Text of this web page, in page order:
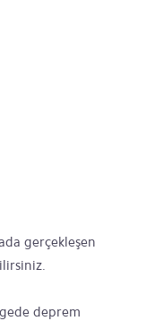
gerçekleşen
deprem